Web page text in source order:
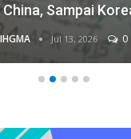
Sampai
IHGMA Jul 13, 2026 0